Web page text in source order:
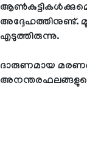
എടുത്തിരുന്നു.
ദാരുണമായ